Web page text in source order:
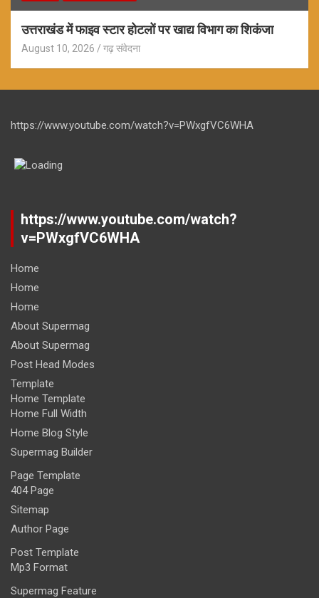
उत्तराखंड में फाइव स्टार होटलों पर खाद्य विभाग का शिकंजा
August 10, 2026 गढ़ संवेदना
https://www.youtube.com/watch?v=PWxgfVC6WHA
https://www.youtube.com/watch?
v=PWxgfVC6WHA
Home
Home
Home
About Supermag
About Supermag
Post Head Modes
Template
Home Template
Home Full Width
Home Blog Style
Supermag Builder
Page Template
404 Page
Sitemap
Author Page
Post Template
Mp3 Format
Supermag Feature